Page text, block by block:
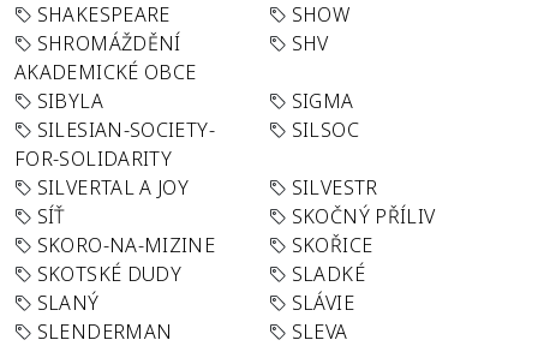
SHAKESPEARE
SHOW
SHROMÁŽDĚNÍ
AKADEMICKÉ OBCE
SHV
SIBYLA
SIGMA
SILESIAN-SOCIETY-
FOR-SOLIDARITY
SILSOC
SILVERTAL A JOY
SILVESTR
SÍŤ
SKOČNÝ PŘÍLIV
SKORO-NA-MIZINE
SKOŘICE
SKOTSKÉ DUDY
SLADKÉ
SLANÝ
SLÁVIE
SLENDERMAN
SLEVA